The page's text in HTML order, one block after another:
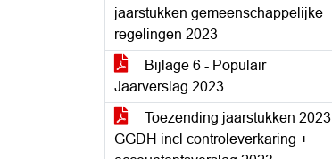
jaarstukken gemeenschappelijke
regelingen 2023
Bijlage 6 - Populair
Jaarverslag 2023
Toezending jaarstukken 2023
GGDH incl controleverkaring +